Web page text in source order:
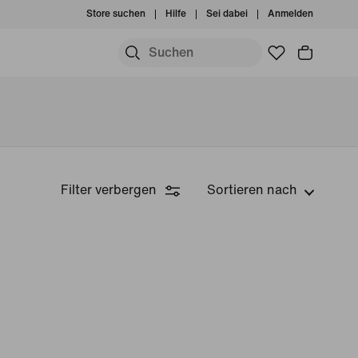
Store suchen Hilfe Sei dabei Anmelden
Filter verbergen Sortieren nach